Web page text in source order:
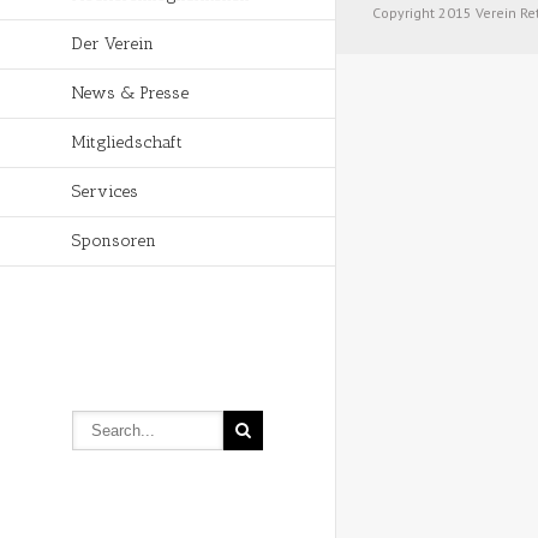
Der Verein
News & Presse
Mitgliedschaft
Services
Sponsoren
Copyright 2015 Verein